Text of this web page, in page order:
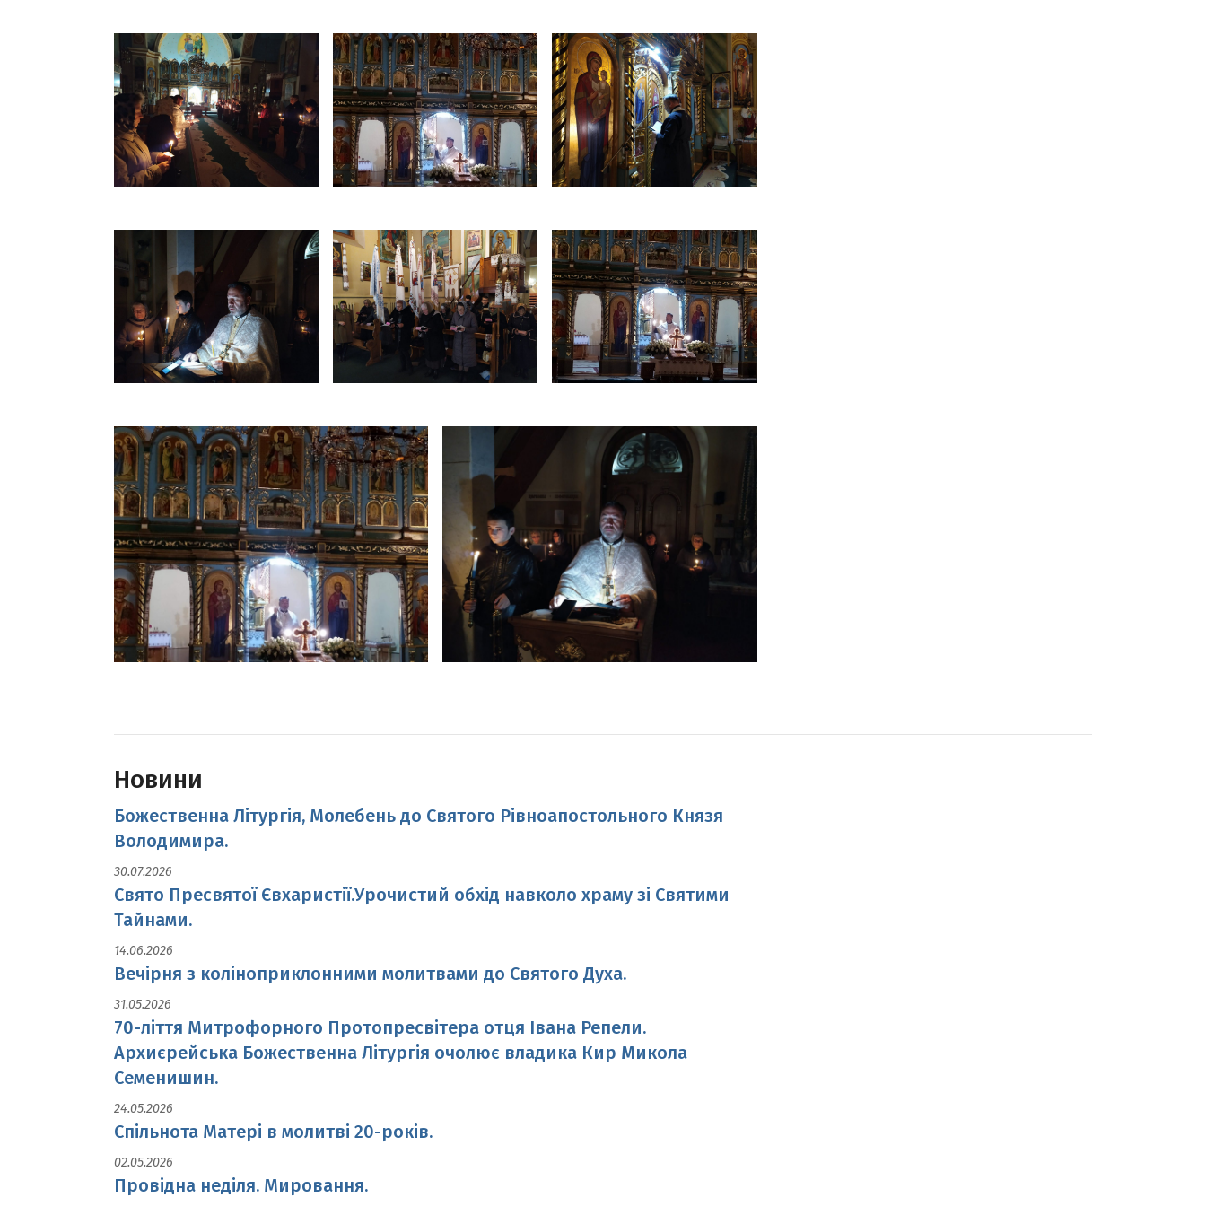
Новини
Божественна Літургія, Молебень до Святого Рівноапостольного Князя
Володимира.
30.07.2026
Свято Пресвятої Євхаристії.Урочистий обхід навколо храму зі Святими
Тайнами.
14.06.2026
Вечірня з коліноприклонними молитвами до Святого Духа.
31.05.2026
70-ліття Митрофорного Протопресвітера отця Івана Репели.
Архиєрейська Божественна Літургія очолює владика Кир Микола
Семенишин.
24.05.2026
Спільнота Матері в молитві 20-років.
02.05.2026
Провідна неділя. Мировання.